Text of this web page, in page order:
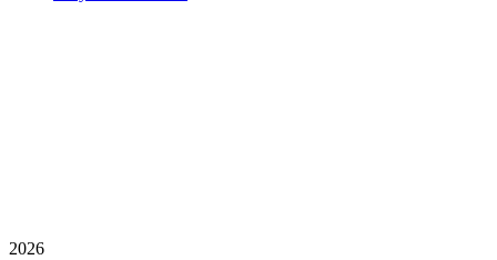
2026